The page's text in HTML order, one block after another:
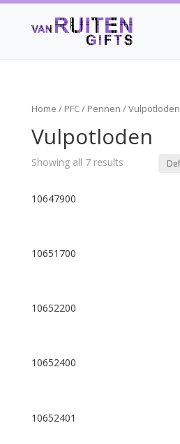
Home / PFC/ Pennen / Vulpotloden
Vulpotloden
Showing all 7 results
10647900
10651700
10652200
10652400
10652401